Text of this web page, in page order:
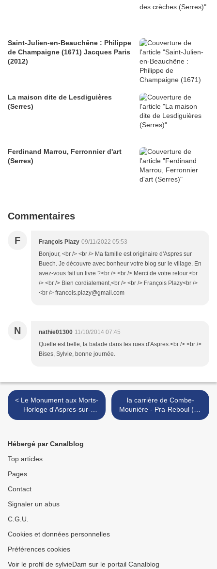
Saint-Julien-en-Beauchêne : Philippe
de Champaigne (1671) Jacques Paris
(2012)
La maison dite de Lesdiguières
(Serres)
Ferdinand Marrou, Ferronnier d'art
(Serres)
Commentaires
F François Plazy 09/11/2022 05:53
Bonjour, <br /> <br /> Ma famille est originaire d'Aspres sur
Buech. Je découvre avec bonheur votre blog sur le village. En
avez-vous fait un livre ?<br /> <br /> Merci de votre retour.<br
/> <br /> Bien cordialement,<br /> <br /> François Plazy<br />
<br /> francois.plazy@gmail.com
N nathie01300 11/10/2014 07:45
Quelle est belle, ta balade dans les rues d'Aspres.<br /> <br />
Bises, Sylvie, bonne journée.
< Le Monument aux Morts-
Horloge d'Aspres-sur-
Buëch (Pays du Buëch)
la carrière de Combe-
Mounière - Pra-Reboul (La
Roche-de-Rame) >
Hébergé par Canalblog
Top articles
Pages
Contact
Signaler un abus
C.G.U.
Cookies et données personnelles
Préférences cookies
Voir le profil de sylvieDam sur le portail Canalblog